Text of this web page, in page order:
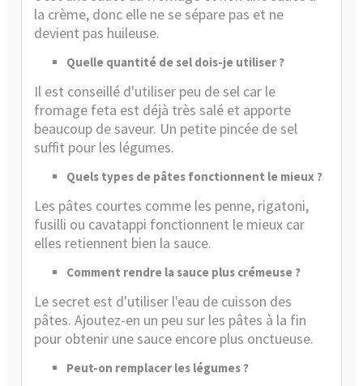
la crème, donc elle ne se sépare pas et ne
devient pas huileuse.
Quelle quantité de sel dois-je utiliser ?
Il est conseillé d'utiliser peu de sel car le
fromage feta est déjà très salé et apporte
beaucoup de saveur. Un petite pincée de sel
suffit pour les légumes.
Quels types de pâtes fonctionnent le mieux ?
Les pâtes courtes comme les penne, rigatoni,
fusilli ou cavatappi fonctionnent le mieux car
elles retiennent bien la sauce.
Comment rendre la sauce plus crémeuse ?
Le secret est d'utiliser l'eau de cuisson des
pâtes. Ajoutez-en un peu sur les pâtes à la fin
pour obtenir une sauce encore plus onctueuse.
Peut-on remplacer les légumes ?